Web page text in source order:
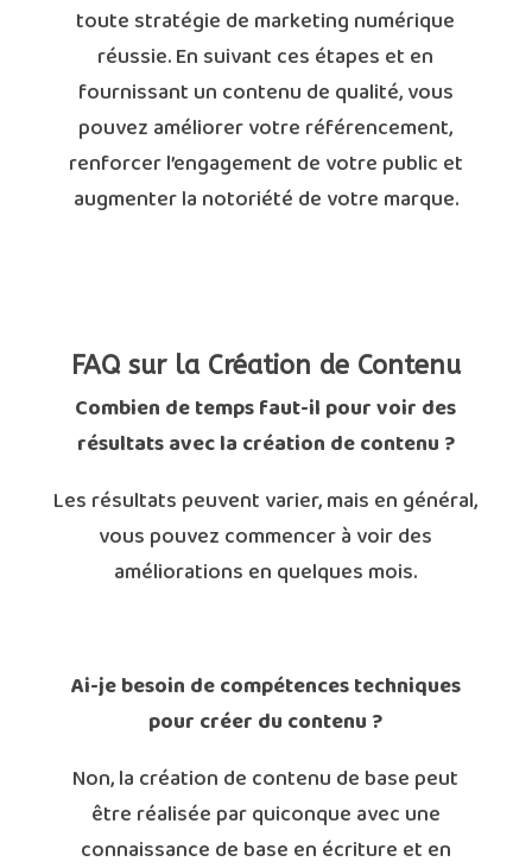
toute stratégie de marketing numérique
réussie. En suivant ces étapes et en
fournissant un contenu de qualité, vous
pouvez améliorer votre référencement,
renforcer l’engagement de votre public et
augmenter la notoriété de votre marque.
FAQ sur la Création de Contenu
Combien de temps faut-il pour voir des
résultats avec la création de contenu ?
Les résultats peuvent varier, mais en général,
vous pouvez commencer à voir des
améliorations en quelques mois.
Ai-je besoin de compétences techniques
pour créer du contenu ?
Non, la création de contenu de base peut
être réalisée par quiconque avec une
connaissance de base en écriture et en